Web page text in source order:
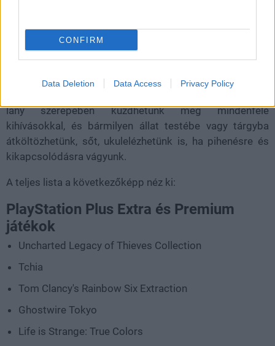
CONFIRM
Data Deletion Data Access Privacy Policy
A megjelenése napján bekerül a felhozatalba a Tchia, egy
lány szerepében küzdhetünk meg mindenféle
kihívásokkal, és bármilyen állat testébe vagy tárgyba
átköltözhetünk, sőt, ukulelézhetünk is, ha pihenésre és
kikapcsolódásra vágyunk.
A teljes lista a következőképp néz ki:
PlayStation Plus Extra és Premium
játékok
Uncharted Legacy of Thieves Collection
Tchia
Tom Clancy's Rainbow Six Extraction
Ghostwire Tokyo
Life is Strange: True Colors